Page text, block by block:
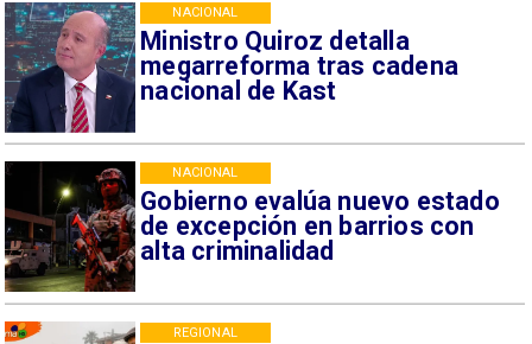
Ministro Quiroz detalla
megarreforma tras cadena
nacional de Kast
NACIONAL
Gobierno evalúa nuevo estado
de excepción en barrios con
alta criminalidad
NACIONAL
REGIONAL